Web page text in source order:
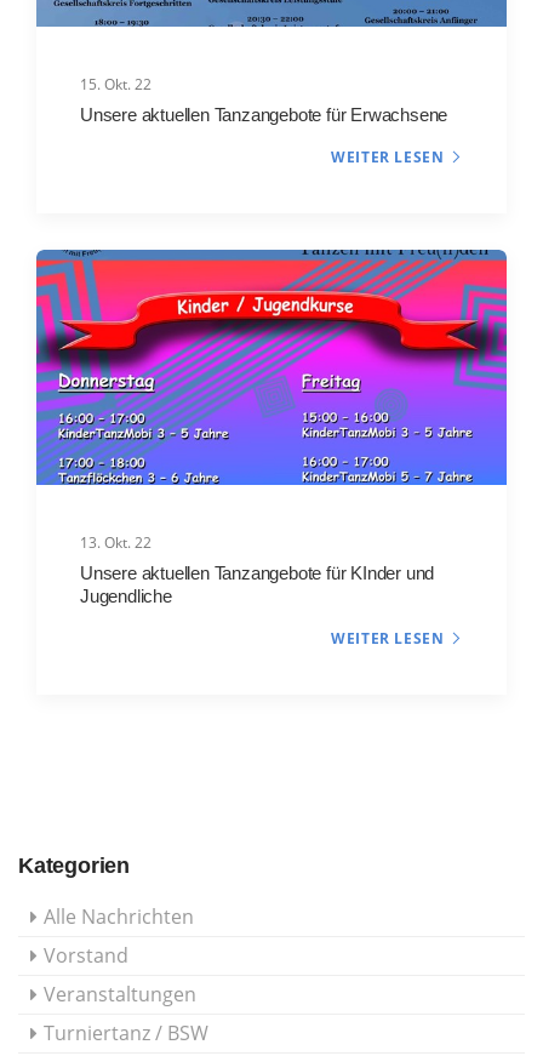
Kategorien
Alle Nachrichten
Vorstand
Veranstaltungen
Turniertanz / BSW
15. Okt. 22
Unsere aktuellen Tanzangebote für Erwachsene
WEITER LESEN
13. Okt. 22
Unsere aktuellen Tanzangebote für KInder und
Jugendliche
WEITER LESEN